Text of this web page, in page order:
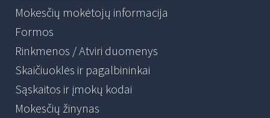
Mokesčių mokėtojų informacija
Formos
Rinkmenos / Atviri duomenys
Skaičiuoklės ir pagalbininkai
Sąskaitos ir įmokų kodai
Mokesčių žinynas